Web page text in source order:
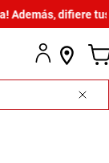
difiere tus